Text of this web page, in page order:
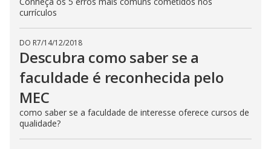
currículos
DO R7/14/12/2018
Descubra como saber se a
faculdade é reconhecida pelo
MEC
como saber se a faculdade de interesse oferece cursos de
qualidade?